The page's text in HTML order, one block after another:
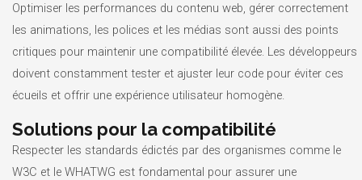
Optimiser les performances du contenu web, gérer correctement
les animations, les polices et les médias sont aussi des points
critiques pour maintenir une compatibilité élevée. Les développeurs
doivent constamment tester et ajuster leur code pour éviter ces
écueils et offrir une expérience utilisateur homogène.
Solutions pour la compatibilité
Respecter les standards édictés par des organismes comme le
W3C et le WHATWG est fondamental pour assurer une